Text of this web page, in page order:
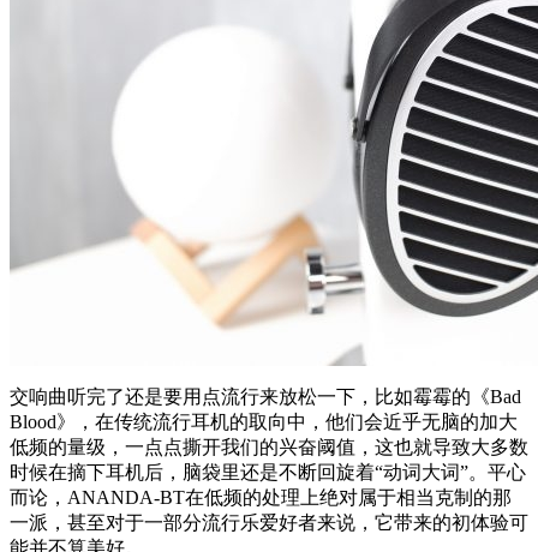
交响曲听完了还是要用点流行来放松一下，比如霉霉的《Bad
Blood》，在传统流行耳机的取向中，他们会近乎无脑的加大
低频的量级，一点点撕开我们的兴奋阈值，这也就导致大多数
时候在摘下耳机后，脑袋里还是不断回旋着“动词大词”。平心
而论，ANANDA-BT在低频的处理上绝对属于相当克制的那
一派，甚至对于一部分流行乐爱好者来说，它带来的初体验可